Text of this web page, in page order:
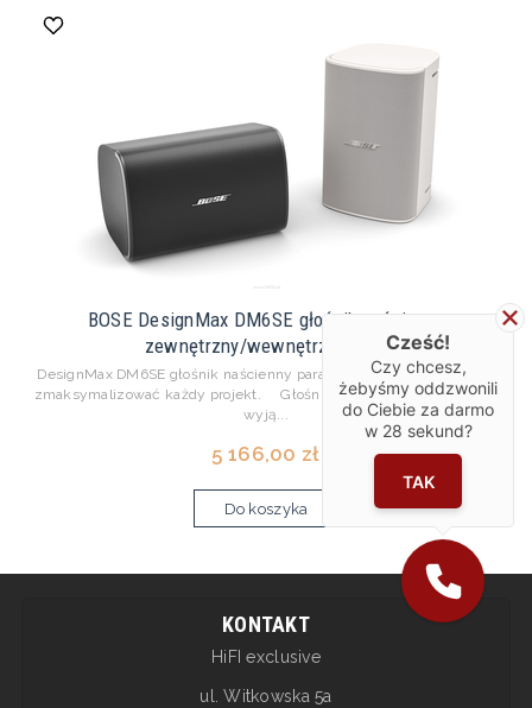
BOSE DesignMax DM6SE głośnik naścienny
zewnętrzny/wewnętrzny para
DesignMax DM6SE głośnik naścienny para Dźwięk premium, aby
zmaksymalizować każdy projekt. Głośniki DesignMax zapewniają
wyją...
5 166,00 zł
Do koszyka
KONTAKT
HiFI exclusive
ul. Witkowska 5a
Cześć!
Czy chcesz,
żebyśmy oddzwonili
do Ciebie za darmo
w 28 sekund?
TAK